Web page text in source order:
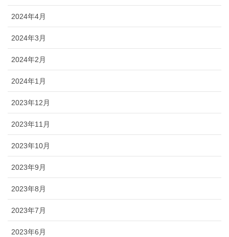
2024年4月
2024年3月
2024年2月
2024年1月
2023年12月
2023年11月
2023年10月
2023年9月
2023年8月
2023年7月
2023年6月